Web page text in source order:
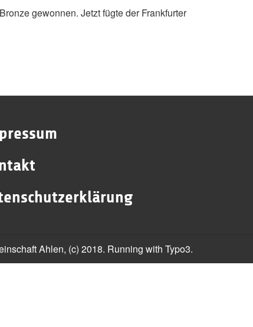
gewonnen. Jetzt fügte der Frankfurter
Ahlen, (c) 2018. Running with Typo3.